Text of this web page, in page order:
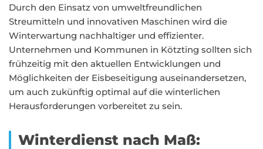
Durch den Einsatz von umweltfreundlichen
Streumitteln und innovativen Maschinen wird die
Winterwartung nachhaltiger und effizienter.
Unternehmen und Kommunen in Kötzting sollten sich
frühzeitig mit den aktuellen Entwicklungen und
Möglichkeiten der Eisbeseitigung auseinandersetzen,
um auch zukünftig optimal auf die winterlichen
Herausforderungen vorbereitet zu sein.
Winterdienst nach Maß: